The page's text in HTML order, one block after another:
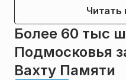
Читать
Более 60 тыс
Подмосковья
Вахту Памяти